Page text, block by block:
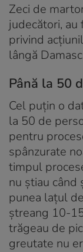
Zeci de
judecători,
privind
lângă
Până la 50
Cel puțin o
la 50 de
pentru
spânzurate
timpul
nu știau când
punea lațul
ștreang 10-
trăgeau de
greutate nu